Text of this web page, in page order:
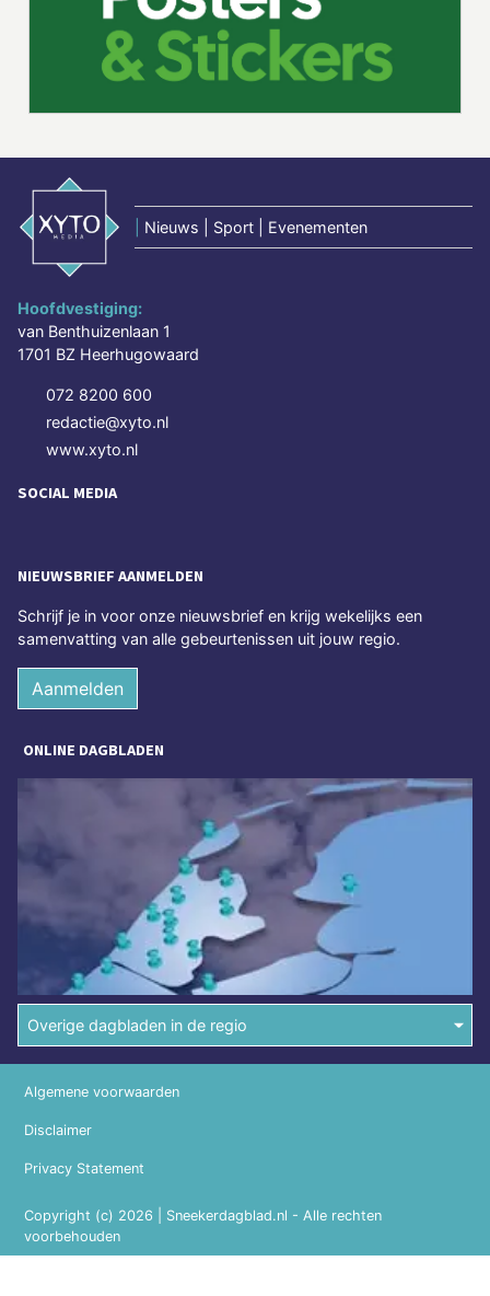
Nieuws | Sport | Evenementen
Hoofdvestiging:
van Benthuizenlaan 1
1701 BZ Heerhugowaard
072 8200 600
redactie@xyto.nl
www.xyto.nl
SOCIAL MEDIA
NIEUWSBRIEF AANMELDEN
Schrijf je in voor onze nieuwsbrief en krijg wekelijks een
samenvatting van alle gebeurtenissen uit jouw regio.
Aanmelden
ONLINE DAGBLADEN
Overige dagbladen in de regio
Copyright (c) 2026 | Sneekerdagblad.nl - Alle rechten
voorbehouden
Algemene voorwaarden
Disclaimer
Privacy Statement